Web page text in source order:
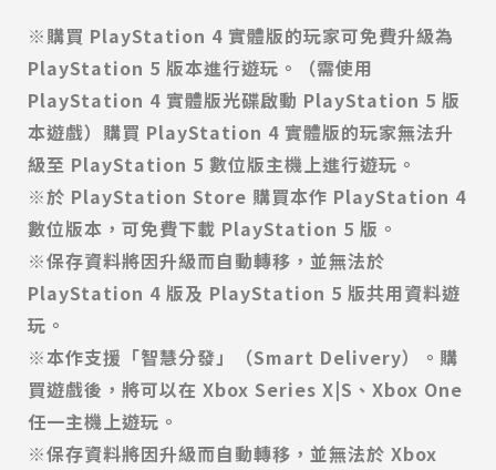
※購買 PlayStation 4 實體版的玩家可免費升級為
PlayStation 5 版本進行遊玩。（需使用
PlayStation 4 實體版光碟啟動 PlayStation 5 版
本遊戲）購買 PlayStation 4 實體版的玩家無法升
級至 PlayStation 5 數位版主機上進行遊玩。
※於 PlayStation Store 購買本作 PlayStation 4
數位版本，可免費下載 PlayStation 5 版。
※保存資料將因升級而自動轉移，並無法於
PlayStation 4 版及 PlayStation 5 版共用資料遊
玩。
※本作支援「智慧分發」（Smart Delivery）。購
買遊戲後，將可以在 Xbox Series X|S、Xbox One
任一主機上遊玩。
※保存資料將因升級而自動轉移，並無法於 Xbox